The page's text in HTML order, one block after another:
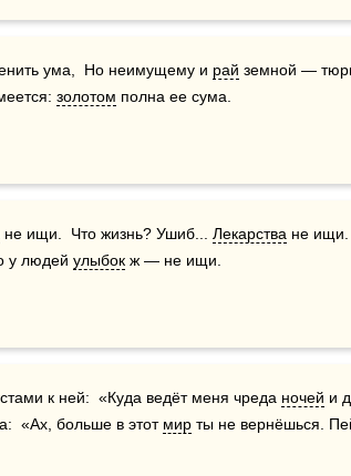
ума,  Но неимущему и рай земной —
золотом полна ее сума.
не ищи.  Что жизнь? Ушиб... Лекарства не
у людей улыбок ж — не ищи.
к ней:  «Куда ведёт меня чреда ночей и
«Ах, больше в этот мир ты не вернёшься.